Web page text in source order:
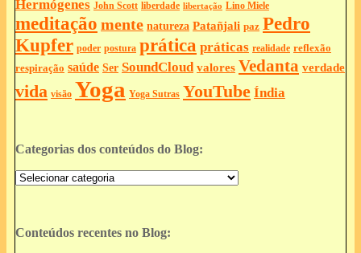
Hermógenes John Scott liberdade libertação Lino Miele
meditação mente natureza Patañjali paz Pedro
Kupfer poder postura prática práticas realidade reflexão
respiração saúde Ser SoundCloud valores Vedanta verdade
vida visão Yoga Yoga Sutras YouTube Índia
Categorias dos conteúdos do Blog:
Categorias
dos
Blog:
Conteúdos recentes no Blog: